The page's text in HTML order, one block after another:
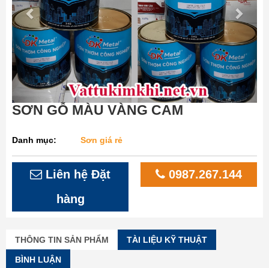
SƠN GỖ MÀU VÀNG CAM
Danh mục: Sơn giá rẻ
Liên hệ Đặt
hàng
0987.267.144
THÔNG TIN SẢN PHẨM TÀI LIỆU KỸ THUẬT
BÌNH LUẬN